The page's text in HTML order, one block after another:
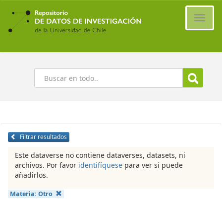
Ir
contenido
principal
Buscar
Filtrar resultados
Este dataverse no contiene dataverses, datasets, ni
archivos. Por favor identifíquese para ver si puede
añadirlos.
Materia: Otro